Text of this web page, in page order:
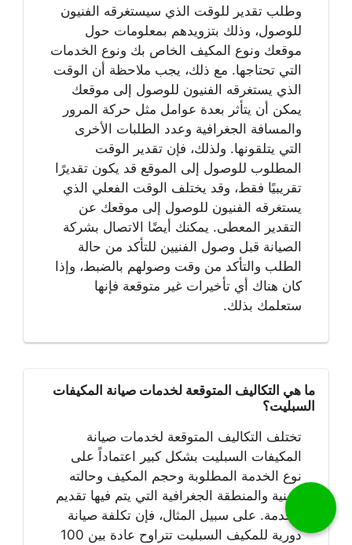
وطلب تقدير للوقت الذي سيستغرقه الفنيون
للوصول، وذلك بتزويدهم بمعلومات حول
موقعك ونوع المكيف الخاص بك ونوع الخدمات
التي تحتاجها. مع ذلك، يجب ملاحظة أن الوقت
الذي يستغرقه الفنيون للوصول إلى موقعك
يمكن أن يتأثر بعدة عوامل مثل حركة المرور
والمسافة الجغرافية وعدد الطلبات الأخرى
التي يتلقونها. ولذلك، فإن تقدير الوقت
المطلوب للوصول إلى الموقع قد يكون تقديرًا
تقريبيًا فقط، وقد يختلف الوقت الفعلي الذي
يستغرقه الفنيون للوصول إلى موقعك عن
التقدير المعطى. يمكنك أيضًا الاتصال بشركة
الصيانة قبل وصول الفنيين للتأكد من حالة
الطلب والتأكد من وقت وصولهم بالضبط، وإذا
كان هناك أي تأخيرات غير متوقعة فإنها
ستعلمك بذلك.
ما هي التكاليف المتوقعة لخدمات صيانة المكيفات
السبليت؟
تختلف التكاليف المتوقعة لخدمات صيانة
المكيفات السبليت بشكل كبير اعتماداً على
نوع الخدمة المطلوبة وحجم المكيف وحالته
الفنية والمنطقة الجغرافية التي يتم فيها تقديم
الخدمة. على سبيل المثال، فإن تكلفة صيانة
دورية للمكيف السبليت تتراوح عادة بين 100